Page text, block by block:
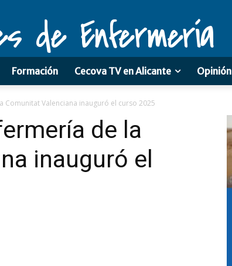
de Enfermería
Formación Cecova TV en Alicante Opinión
Comunitat Valenciana inauguró el curso 2025
de la
inauguró el